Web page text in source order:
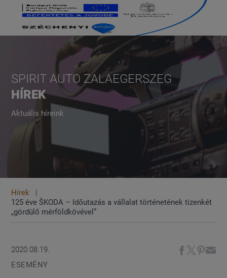
SPIRIT AUTO ZALAEGERSZEG
HÍREK
Aktuális híreink
Hírek
125 éve ŠKODA – Időutazás a vállalat történetének tizenkét
„gördülő mérföldkövével”
2020.08.19.
ESEMÉNY